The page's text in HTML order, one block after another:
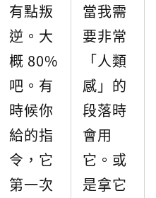
有點叛
逆。大
概 80%
吧。有
時候你
給的指
令，它
第一次
當我需
要非常
「人類
感」的
段落時
會用
它。或
是拿它